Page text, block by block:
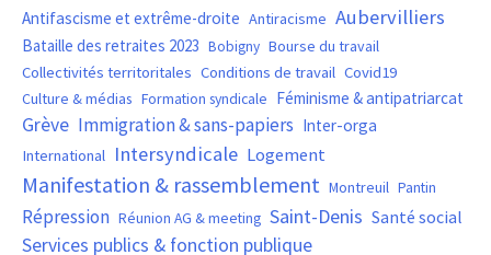
Antifascisme et extrême-droite Antiracisme Aubervilliers
Bataille des retraites 2023 Bobigny Bourse du travail
Collectivités territoritales Conditions de travail Covid19
Culture & médias Formation syndicale Féminisme & antipatriarcat
Grève Immigration & sans-papiers Inter-orga
International Intersyndicale Logement
Manifestation & rassemblement Montreuil Pantin
Répression Réunion AG & meeting Saint-Denis Santé social
Services publics & fonction publique